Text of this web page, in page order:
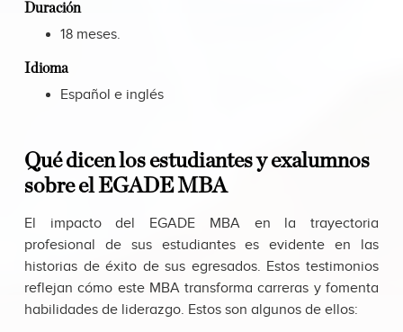
Duración
18 meses.
Idioma
Español e inglés
Qué dicen los estudiantes y exalumnos
sobre el EGADE MBA
El impacto del EGADE MBA en la trayectoria
profesional de sus estudiantes es evidente en las
historias de éxito de sus egresados. Estos testimonios
reflejan cómo este MBA transforma carreras y fomenta
habilidades de liderazgo. Estos son algunos de ellos: